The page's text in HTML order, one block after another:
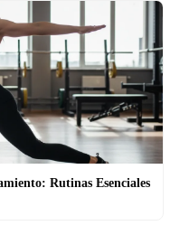
Rutinas Esenciales